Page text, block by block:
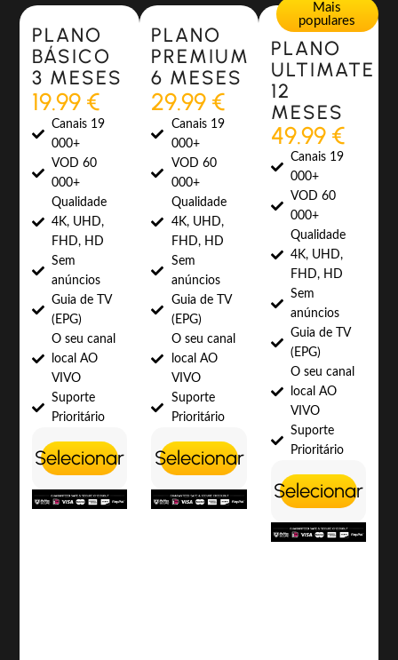
Most Popular
PLANO
BÁSICO
3 MESES
19.99 €
Canais 19
000+
VOD 60
000+
Qualidade
4K, UHD,
FHD, HD
Sem
anúncios
Guia de TV
(EPG)
O seu canal
local AO
VIVO
Suporte
Prioritário
Selecionar
Most Popular
PLANO
PREMIUM
6 MESES
29.99 €
Canais 19
000+
VOD 60
000+
Qualidade
4K, UHD,
FHD, HD
Sem
anúncios
Guia de TV
(EPG)
O seu canal
local AO
VIVO
Suporte
Prioritário
Selecionar
Mais
populares
PLANO
ULTIMATE
12
MESES
49.99 €
Canais 19
000+
VOD 60
000+
Qualidade
4K, UHD,
FHD, HD
Sem
anúncios
Guia de TV
(EPG)
O seu canal
local AO
VIVO
Suporte
Prioritário
Selecionar